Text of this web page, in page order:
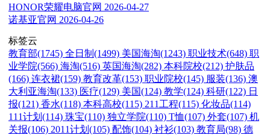
HONOR荣耀电脑官网 2026-04-27
诺基亚官网 2026-04-26
标签云
教育部(1745) 全日制(1499) 美国海淘(1243) 职业技术(648) 职
业学院(566) 海淘(516) 英国海淘(282) 本科院校(212) 护肤品
(166) 连衣裙(159) 教育改革(153) 职业院校(145) 服装(136) 澳
大利亚海淘(133) 医疗(129) 美国(124) 教学(124) 科研(122) 日
报(121) 香水(118) 本科高校(115) 211工程(115) 化妆品(114)
111计划(114) 珠宝(110) 独立学院(110) T恤(107) 外套(107) 机
关报(106) 2011计划(105) 配饰(104) 衬衫(103) 教育局(98) 德